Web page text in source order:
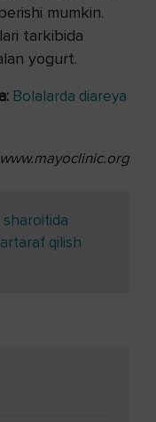
mumkin.
tarkibida
yogurt.
Bolalarda diareya
www.mayoclinic.org
qilish